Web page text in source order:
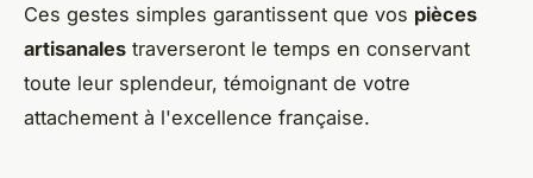
Ces gestes simples garantissent que vos pièces
artisanales traverseront le temps en conservant
toute leur splendeur, témoignant de votre
attachement à l'excellence française.